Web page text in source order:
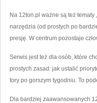
Na 12ton.pl ważne są też
narzędzia (od prostych po
presję. W centrum pozostaje
Serwis jest też dla osób, które
prostych zasad: jak ustalić
tory po gorszym tygodniu. To
Dla bardziej zaawansowanych